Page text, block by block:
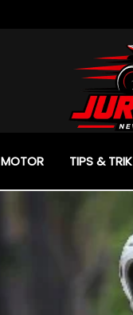
MOTOR TIPS & TRIK